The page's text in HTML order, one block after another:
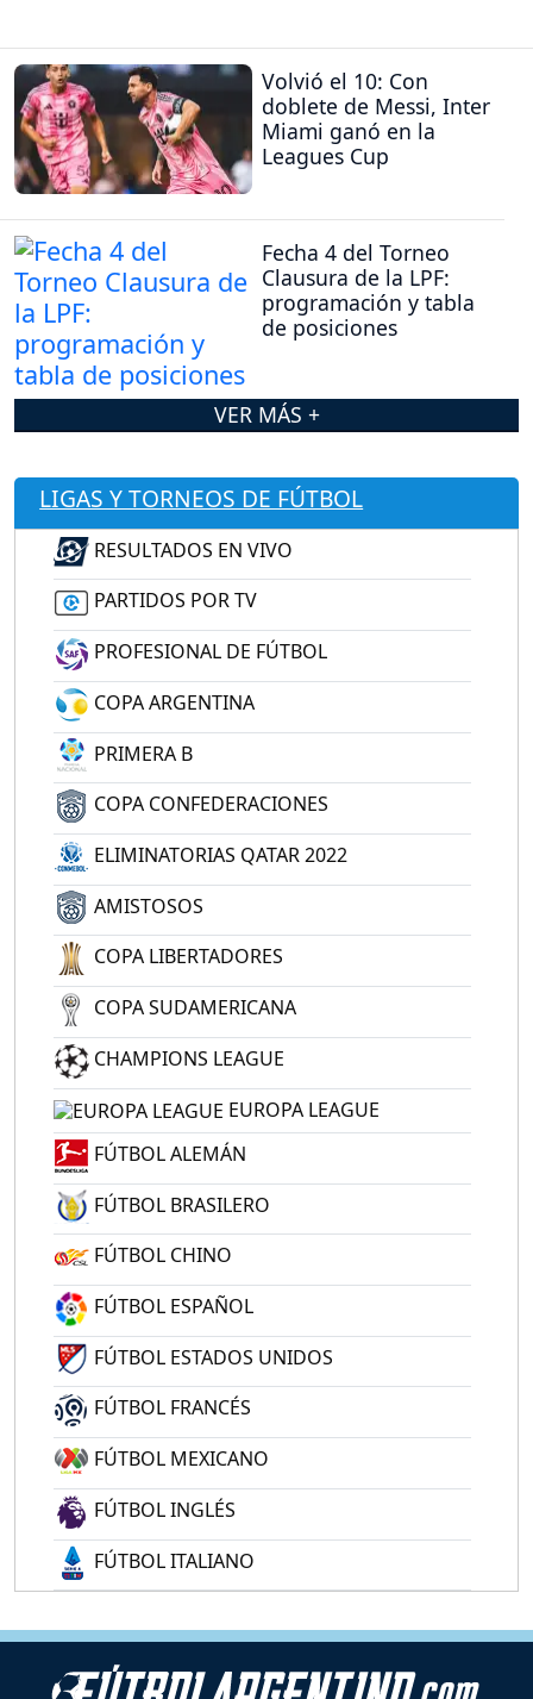
Volvió el 10: Con
doblete de Messi, Inter
Miami ganó en la
Leagues Cup
Fecha 4 del Torneo
Clausura de la LPF:
programación y tabla
de posiciones
VER MÁS +
LIGAS Y TORNEOS DE FÚTBOL
RESULTADOS EN VIVO
PARTIDOS POR TV
PROFESIONAL DE FÚTBOL
COPA ARGENTINA
PRIMERA B
COPA CONFEDERACIONES
ELIMINATORIAS QATAR 2022
AMISTOSOS
COPA LIBERTADORES
COPA SUDAMERICANA
CHAMPIONS LEAGUE
EUROPA LEAGUE
FÚTBOL ALEMÁN
FÚTBOL BRASILERO
FÚTBOL CHINO
FÚTBOL ESPAÑOL
FÚTBOL ESTADOS UNIDOS
FÚTBOL FRANCÉS
FÚTBOL MEXICANO
FÚTBOL INGLÉS
FÚTBOL ITALIANO